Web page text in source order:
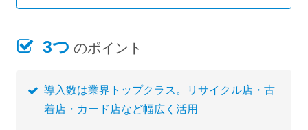
3つ のポイント
導入数は業界トップクラス。リサイクル店・古
着店・カード店など幅広く活用